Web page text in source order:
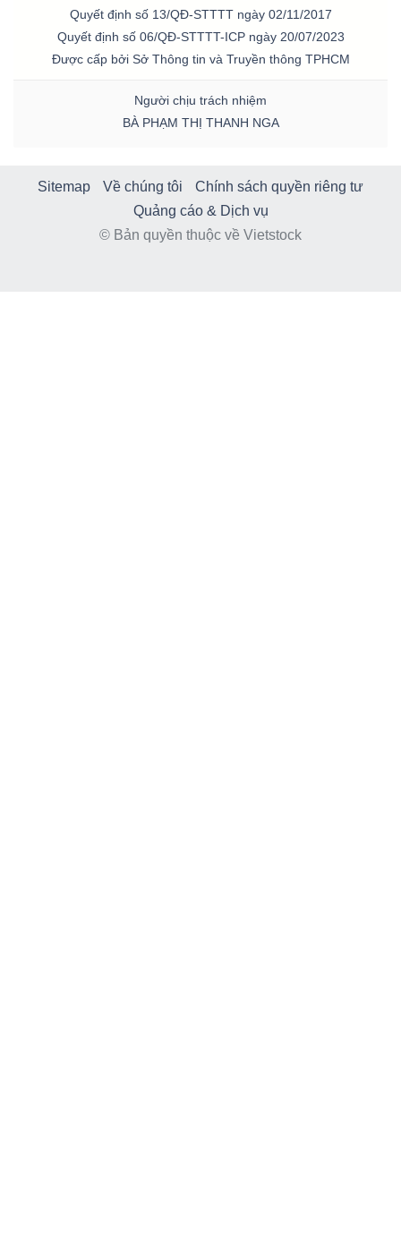
Quyết định số 13/QĐ-STTTT ngày 02/11/2017
Quyết định số 06/QĐ-STTTT-ICP ngày 20/07/2023
Được cấp bởi Sở Thông tin và Truyền thông TPHCM
Người chịu trách nhiệm
BÀ PHẠM THỊ THANH NGA
Sitemap Về chúng tôi
Chính sách quyền riêng tư
Quảng cáo & Dịch vụ
© Bản quyền thuộc về Vietstock